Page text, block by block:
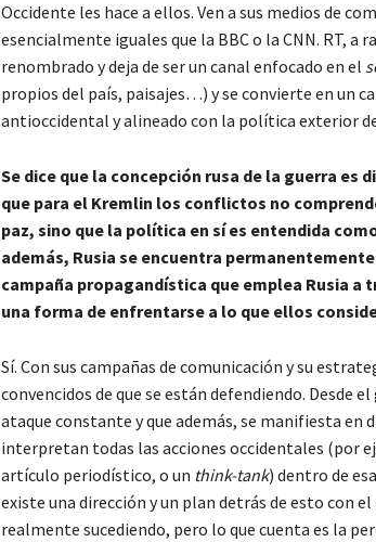
Occidente les hace a ellos. Ven a sus medios de
esencialmente iguales que la BBC o la CNN. RT, a
renombrado y deja de ser un canal enfocado en el
propios del país, paisajes…) y se convierte en un
antioccidental y alineado con la política exterior
Se dice que la concepción rusa de la guerra es
que para el Kremlin los conflictos no
paz, sino que la política en sí es entendida
además, Rusia se encuentra
campaña propagandística que emplea Rusia a
una forma de enfrentarse a lo que ellos
Sí. Con sus campañas de comunicación y su
convencidos de que se están defendiendo. Desde
ataque constante y que además, se manifiesta en
interpretan todas las acciones occidentales (por
artículo periodístico, o un think-tank) dentro de
existe una dirección y un plan detrás de esto con
realmente sucediendo, pero lo que cuenta es la